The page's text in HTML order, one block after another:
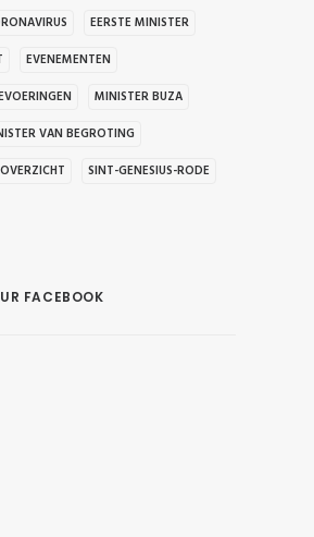
EERSTE MINISTER
EVENEMENTEN
MINISTER BUZA
VAN BEGROTING
SINT-GENESIUS-RODE
FACEBOOK